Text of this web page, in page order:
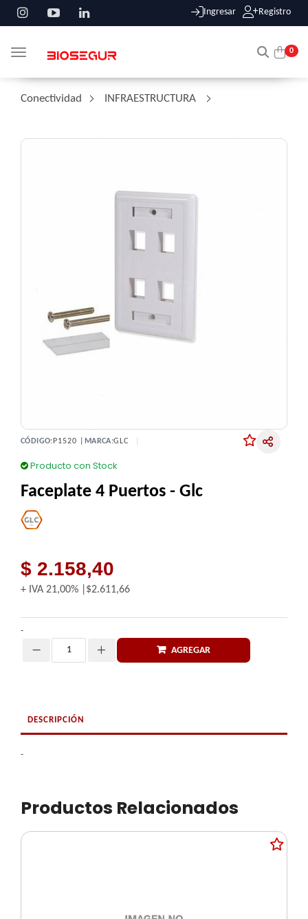
Ingresar Registro
0
Toggle navigation
Conectividad INFRAESTRUCTURA
CÓDIGO: P1520 | MARCA:GLC
Producto con Stock
Faceplate 4 Puertos - Glc
$ 2.158,40
+ IVA 21,00% $2.611,66
-
AGREGAR
DESCRIPCIÓN
-
Productos Relacionados